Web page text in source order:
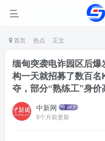
首页 热点 正文
缅甸突袭电诈园区后
构一天就招募了数百
夺，部分“熟练工”身
中新网
9个月前更新